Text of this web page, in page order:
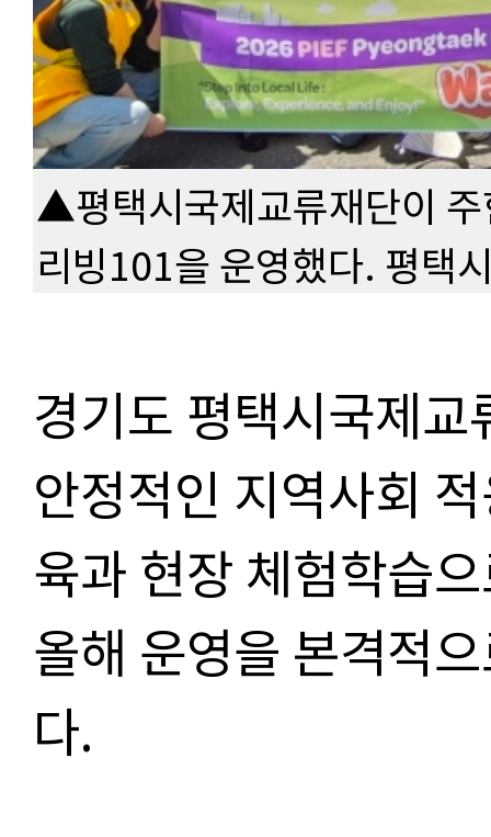
▲평택시국제교류재단이
리빙101을 운영했다. 평택
경기도 평택시국제
안정적인 지역사회
육과 현장 체험학습
올해 운영을 본격적
다.